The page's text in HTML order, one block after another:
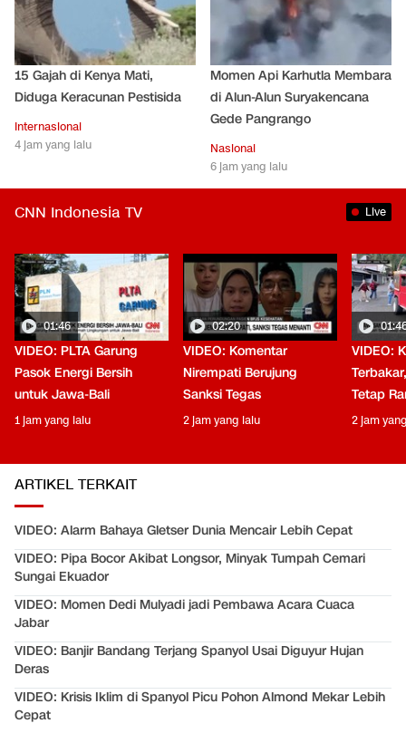
15 Gajah di Kenya Mati,
Diduga Keracunan Pestisida
Internasional
4 jam yang lalu
Momen Api Karhutla Membara
di Alun-Alun Suryakencana
Gede Pangrango
Nasional
6 jam yang lalu
CNN Indonesia TV Live
01:46
VIDEO: PLTA Garung
Pasok Energi Bersih
untuk Jawa-Bali
1 jam yang lalu
02:20
VIDEO: Komentar
Nirempati Berujung
Sanksi Tegas
2 jam yang lalu
VIDEO:
Tetap
2 jam
ARTIKEL TERKAIT
VIDEO: Alarm Bahaya Gletser Dunia Mencair Lebih Cepat
VIDEO: Pipa Bocor Akibat Longsor, Minyak Tumpah Cemari
Sungai Ekuador
VIDEO: Momen Dedi Mulyadi jadi Pembawa Acara Cuaca
Jabar
VIDEO: Banjir Bandang Terjang Spanyol Usai Diguyur Hujan
Deras
VIDEO: Krisis Iklim di Spanyol Picu Pohon Almond Mekar Lebih
Cepat